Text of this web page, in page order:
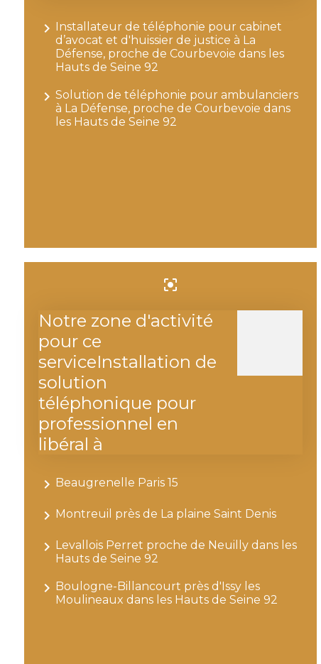
navigate_next Installateur de téléphonie pour cabinet
d’avocat et d'huissier de justice à La
Défense, proche de Courbevoie dans les
Hauts de Seine 92
navigate_next Solution de téléphonie pour ambulanciers
à La Défense, proche de Courbevoie dans
les Hauts de Seine 92
center_focus_strong
Notre zone d'activité
pour ce
serviceInstallation de
solution
téléphonique pour
professionnel en
libéral à
navigate_next Beaugrenelle Paris 15
navigate_next Montreuil près de La plaine Saint Denis
navigate_next Levallois Perret proche de Neuilly dans les
Hauts de Seine 92
navigate_next Boulogne-Billancourt près d'Issy les
Moulineaux dans les Hauts de Seine 92